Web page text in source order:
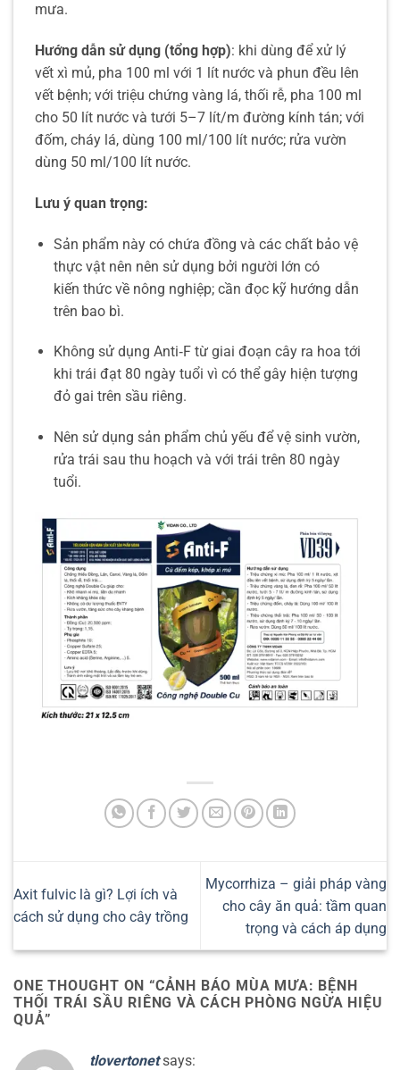
mưa.
Hướng dẫn sử dụng (tổng hợp): khi dùng để xử lý
vết xì mủ, pha 100 ml với 1 lít nước và phun đều lên
vết bệnh; với triệu chứng vàng lá, thối rễ, pha 100 ml
cho 50 lít nước và tưới 5–7 lít/m đường kính tán; với
đốm, cháy lá, dùng 100 ml/100 lít nước; rửa vườn
dùng 50 ml/100 lít nước.
Lưu ý quan trọng:
Sản phẩm này có chứa đồng và các chất bảo vệ
thực vật nên nên sử dụng bởi người lớn có
kiến thức về nông nghiệp; cần đọc kỹ hướng dẫn
trên bao bì.
Không sử dụng Anti‑F từ giai đoạn cây ra hoa tới
khi trái đạt 80 ngày tuổi vì có thể gây hiện tượng
đỏ gai trên sầu riêng.
Nên sử dụng sản phẩm chủ yếu để vệ sinh vườn,
rửa trái sau thu hoạch và với trái trên 80 ngày
tuổi.
Axit fulvic là gì? Lợi ích và
cách sử dụng cho cây trồng
Mycorrhiza – giải pháp vàng
cho cây ăn quả: tầm quan
trọng và cách áp dụng
ONE THOUGHT ON “CẢNH BÁO MÙA MƯA: BỆNH
THỐI TRÁI SẦU RIÊNG VÀ CÁCH PHÒNG NGỪA HIỆU
QUẢ”
tlovertonet says: